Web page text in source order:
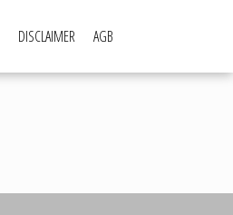
DISCLAIMER AGB